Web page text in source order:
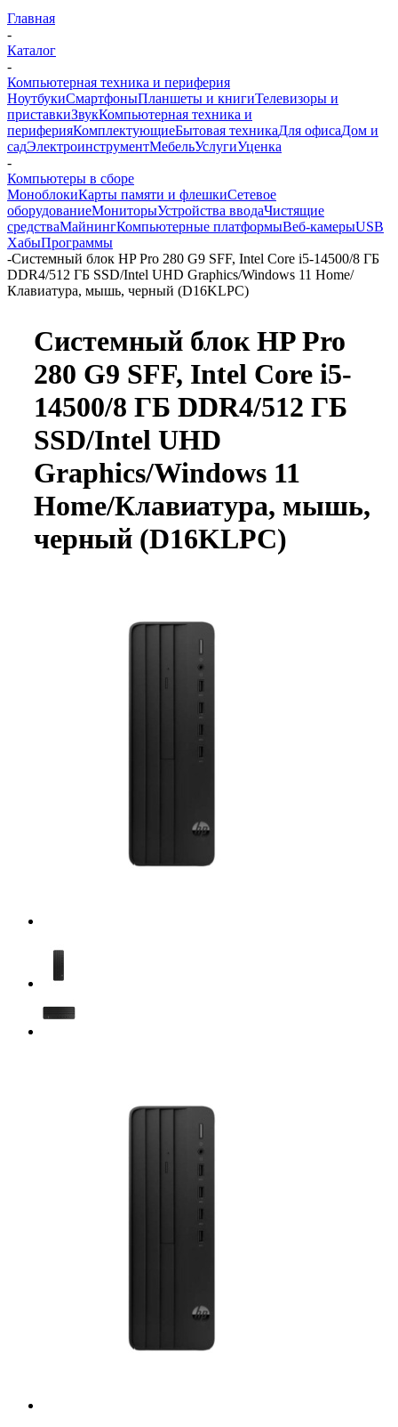
Главная
-
Каталог
-
Компьютерная техника и периферия
НоутбукиСмартфоныПланшеты и книгиТелевизоры и
приставкиЗвукКомпьютерная техника и
периферияКомплектующиеБытовая техникаДля офисаДом и
садЭлектроинструментМебельУслугиУценка
-
Компьютеры в сборе
МоноблокиКарты памяти и флешкиСетевое
оборудованиеМониторыУстройства вводаЧистящие
средстваМайнингКомпьютерные платформыВеб-камерыUSB
ХабыПрограммы
-Системный блок HP Pro 280 G9 SFF, Intel Core i5-14500/8 ГБ
DDR4/512 ГБ SSD/Intel UHD Graphics/Windows 11 Home/
Клавиатура, мышь, черный (D16KLPC)
Системный блок HP Pro
280 G9 SFF, Intel Core i5-
14500/8 ГБ DDR4/512 ГБ
SSD/Intel UHD
Graphics/Windows 11
Home/Клавиатура, мышь,
черный (D16KLPC)